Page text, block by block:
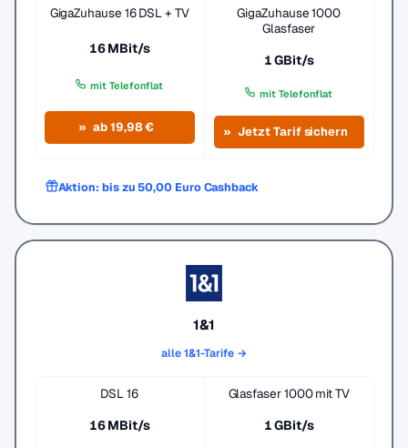
GigaZuhause 16 DSL + TV
16 MBit/s
mit Telefonflat
ab 19,98 €
GigaZuhause 1000
Glasfaser
1 GBit/s
mit Telefonflat
Jetzt Tarif sichern
Aktion: bis zu 50,00 Euro Cashback
1&1
alle 1&1-Tarife →
DSL 16
16 MBit/s
Glasfaser 1000 mit TV
1 GBit/s